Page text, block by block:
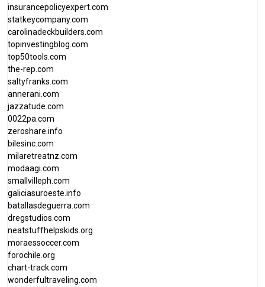
insurancepolicyexpert.com
statkeycompany.com
carolinadeckbuilders.com
topinvestingblog.com
top50tools.com
the-rep.com
saltyfranks.com
annerani.com
jazzatude.com
0022pa.com
zeroshare.info
bilesinc.com
milaretreatnz.com
modaagi.com
smallvilleph.com
galiciasuroeste.info
batallasdeguerra.com
dregstudios.com
neatstuffhelpskids.org
moraessoccer.com
forochile.org
chart-track.com
wonderfultraveling.com